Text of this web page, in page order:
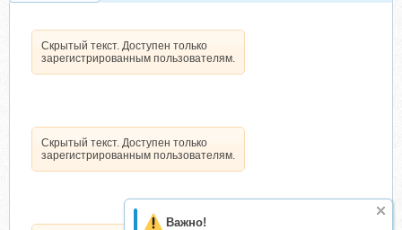
Важно!
Скрытый текст. Доступен только
зарегистрированным пользователям.
Скрытый текст. Доступен только
зарегистрированным пользователям.